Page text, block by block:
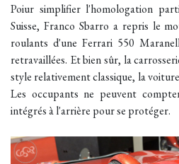
Poiur simplifier l'homologation
Suisse, Franco Sbarro a repris le
roulants d'une Ferrari 550
retravaillées. Et bien sûr, la
style relativement classique, la
Les occupants ne peuvent
intégrés à l'arrière pour se protéger.